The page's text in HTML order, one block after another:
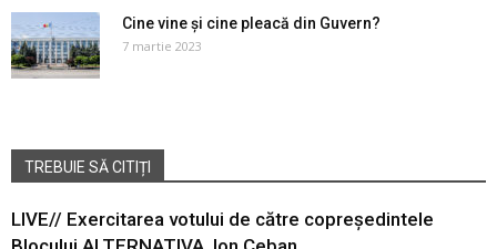
Cine vine și cine pleacă din Guvern?
7 martie 2023
TREBUIE SĂ CITIȚI
LIVE// Exercitarea votului de către copreședintele